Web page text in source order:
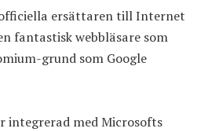
ersättaren till Internet
fantastisk webbläsare som
grund som Google
integrerad med Microsofts